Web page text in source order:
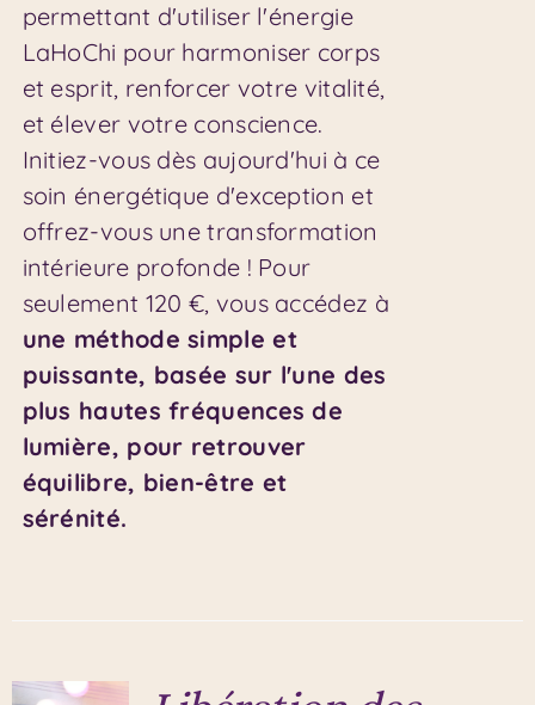
permettant d'utiliser l'énergie
LaHoChi pour harmoniser corps
et esprit, renforcer votre vitalité,
et élever votre conscience.
Initiez-vous dès aujourd'hui à ce
soin énergétique d'exception et
offrez-vous une transformation
intérieure profonde ! Pour
seulement 120 €, vous accédez à
une méthode simple et
puissante, basée sur l'une des
plus hautes fréquences de
lumière, pour retrouver
équilibre, bien-être et
sérénité.